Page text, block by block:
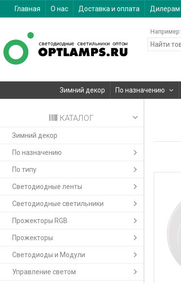
Главная О нас Доставка и оплата Дилерам
Например:
Зимний декор По назначению
КАТАЛОГ
Зимний декор
По назначению
По типу
Светодиодные ленты
Светодиодные светильники
Прожекторы RGB
Прожекторы
Светодиоды и Модули
Управление светом